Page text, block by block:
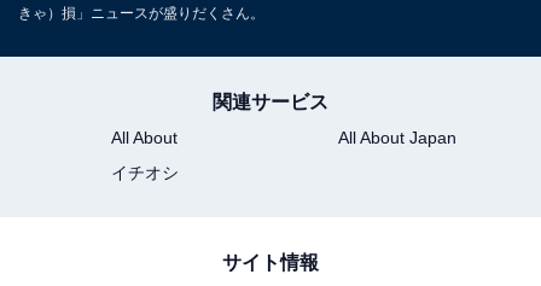
きゃ）損」ニュースが盛りだくさん。
関連サービス
All About
All About Japan
イチオシ
サイト情報